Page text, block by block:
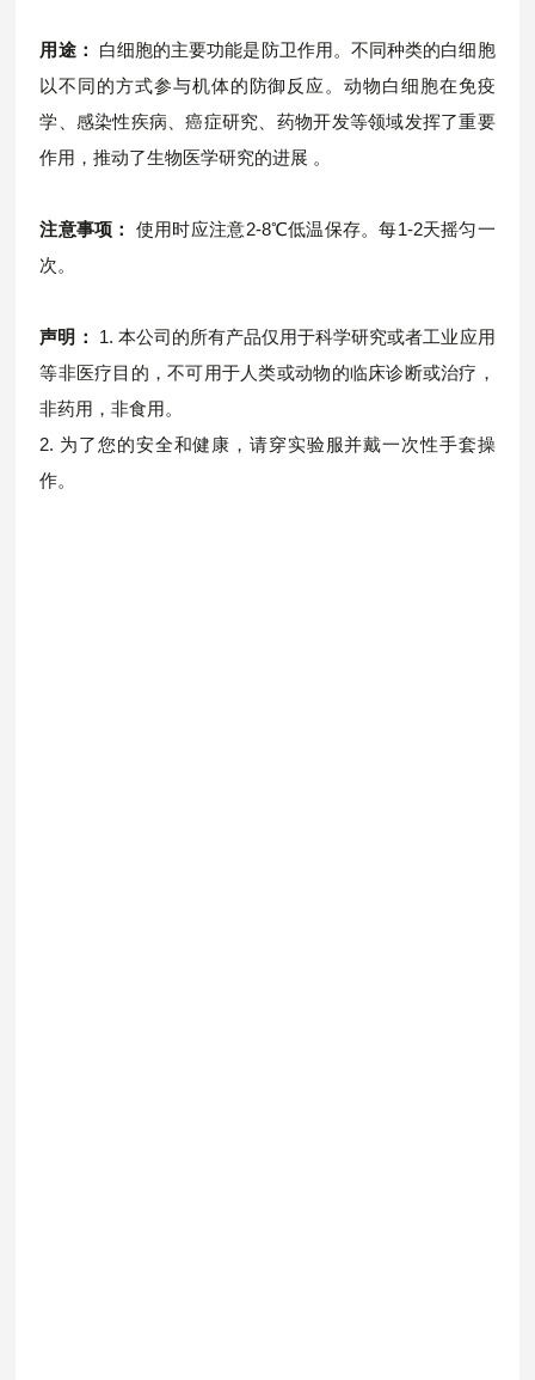
用途：
白细胞的主要功能是防卫作用。不同种类的白细胞
以不同的方式参与机体的防御反应。动物白细胞在免疫
学、感染性疾病、癌症研究、药物开发等领域发挥了重要
作用，推动了生物医学研究的进展 。
注意事项：
使用时应注意2-8℃低温保存。每1-2天摇匀一
次。
声明：
1. 本公司的所有产品仅用于科学研究或者工业应用
等非医疗目的，不可用于人类或动物的临床诊断或治疗，
非药用，非食用。
2. 为了您的安全和健康，请穿实验服并戴一次性手套操
作。